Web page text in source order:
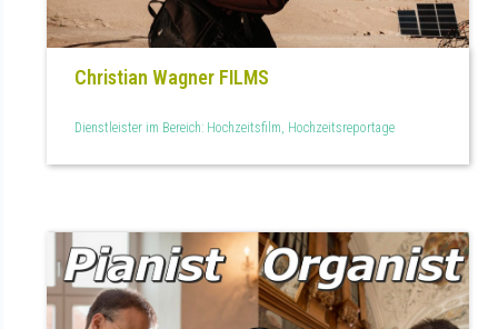
Christian Wagner FILMS
Dienstleister im Bereich: Hochzeitsfilm, Hochzeitsreportage